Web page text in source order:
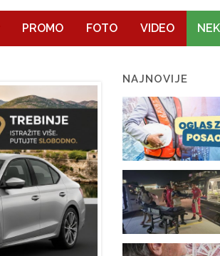
PROMO FOTO VIDEO
NAJNOVIJE